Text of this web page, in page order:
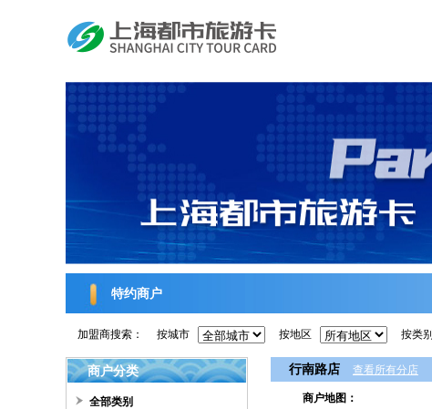
特约商户
加盟商搜索： 按城市 按地区 按类别
商户分类
全部类别
行南路店 查看所有分店
商户地图：